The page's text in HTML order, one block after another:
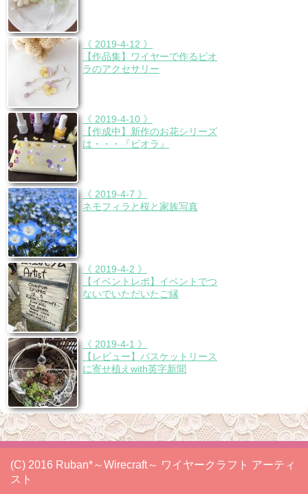
《 2019-4-12 》
【作品集】ワイヤーで作るビオ
ラのアクセサリー
《 2019-4-10 》
【作成中】新作のお花シリーズ
は・・・『ビオラ』
《 2019-4-7 》
ネモフィラと桜と家族写真
《 2019-4-2 》
【イベントレポ】イベントでつ
ないでいただいたご縁
《 2019-4-1 》
【レビュー】バスケットリース
に寄せ植えwith英字新聞
(C) 2016 Ruban*～Wirecraft～ ワイヤークラフト アーティ
スト